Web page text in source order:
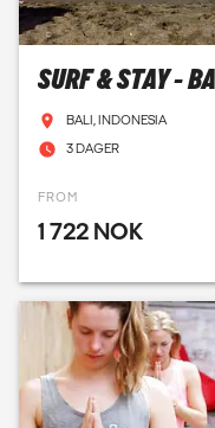
SURF & STAY -
BALI, INDONESIA
3 DAGER
FROM
1 722 NOK